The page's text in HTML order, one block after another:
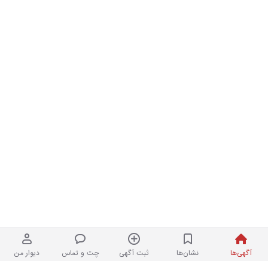
آگهی‌ها نشان‌ها ثبت آگهی چت و تماس دیوار من